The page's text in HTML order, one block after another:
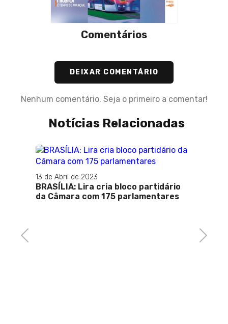
Comentários
DEIXAR COMENTÁRIO
Nenhum comentário. Seja o primeiro a comentar!
Notícias Relacionadas
Previous
13 de Abril de 2023
BRASÍLIA: Lira cria bloco partidário
da Câmara com 175 parlamentares
Next